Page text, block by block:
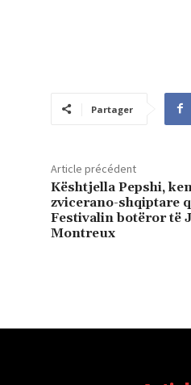
Partager
Article précédent
Kështjella Pepshi,
zvicerano-shqiptare
Festivalin botëror të
Montreux